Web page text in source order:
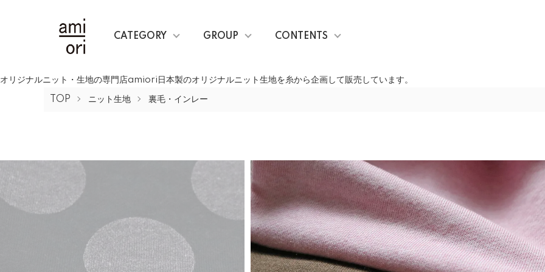
オリジナルニット・生地の専門店amiori日本製のオリジナルニット生地を糸から企画して販売しています。
CATEGORY GROUP CONTENTS
TOP ニット生地 裏毛・インレー